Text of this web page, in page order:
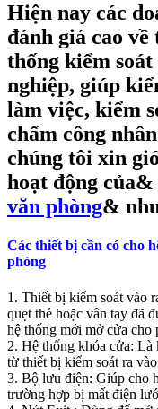
Hiện nay các
đánh giá cao
thống kiểm
nghiệp, giúp
làm việc, kiểm
chấm công
chúng tôi xin
hoạt động của&
văn phòng&
Các thiết bị cần có cho
phòng
1. Thiết bị kiểm soát vào
quẹt thẻ hoặc vân tay đã
hệ thống mới mở cửa cho
2. Hệ thống khóa cửa:
từ thiết bị kiểm soát ra
3. Bộ lưu điện: Giúp cho
trường hợp bị mất điện